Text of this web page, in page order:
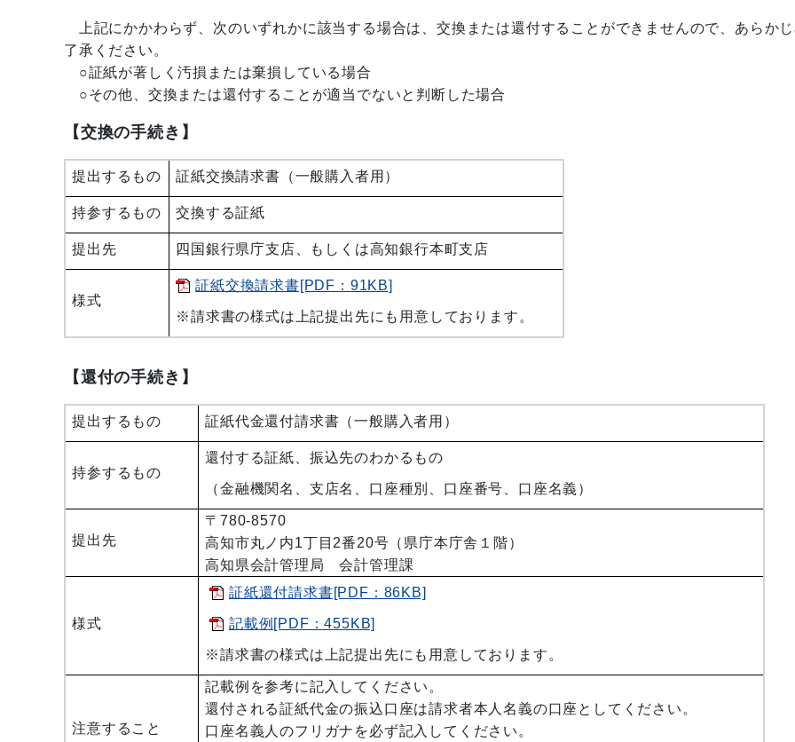
上記にかかわらず、次のいずれかに該当する場合は、交換または還付する ことができませんので、あらか
了承ください。
○証紙が著しく汚損または棄損している場合
○その他、交換または還付することが適当でないと判断した場合
【交換の手続き】
提出するもの 証紙交換請求書（一般購入者用）
持参するもの 交換する証紙
提出先 四国銀行県庁支店、もしくは高知銀行本町支店
様式
証紙交換請求書[PDF：91KB]
※請求書の様式は上記提出先にも用意しております。
【還付の手続き】
提出するもの 証紙代金還付請求書（一般購入者用）
持参するもの
還付する証紙、振込先のわかるもの
（金融機関名、支店名、口座種別、口座番号、口座名義）
提出先
〒780-8570
高知市丸ノ内1丁目2番20号（県庁本庁舎１階）
高知県会計管理局 会計管理課
様式
証紙還付請求書[PDF：86KB]
記載例[PDF：455KB]
※請求書の様式は上記提出先にも用意しております。
注意すること
記載例を参考に記入してください。
還付される証紙代金の振込口座は請求者本人名義の口座としてください。
口座名義人のフリガナを必ず記入してください。